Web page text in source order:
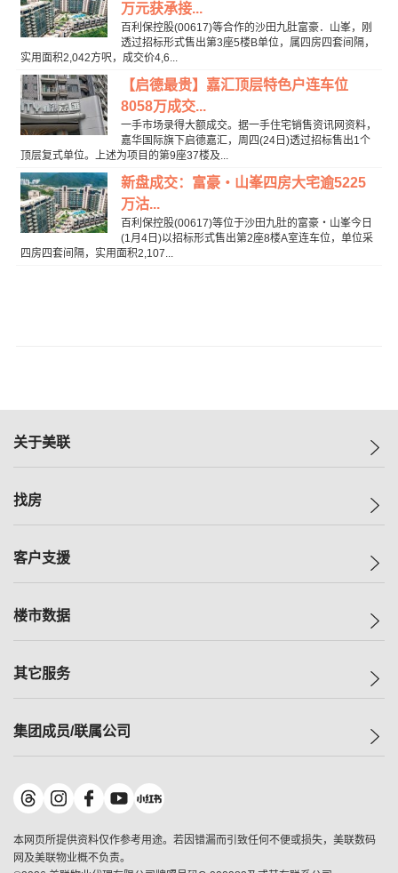
万元获承接...
百利保控股(00617)等合作的沙田九肚富豪．山峯，刚
透过招标形式售出第3座5楼B单位，属四房四套间隔，
实用面积2,042方呎，成交价4,6...
【启德最贵】嘉汇顶层特色户连车位
8058万成交...
一手市场录得大额成交。据一手住宅销售资讯网资料，
嘉华国际旗下启德嘉汇，周四(24日)透过招标售出1个
顶层复式单位。上述为项目的第9座37楼及...
新盘成交：富豪‧山峯四房大宅逾5225
万沽...
百利保控股(00617)等位于沙田九肚的富豪‧山峯今日
(1月4日)以招标形式售出第2座8楼A室连车位，单位采
四房四套间隔，实用面积2,107...
关于美联
美联集团
人才招募
找房
一手新房
减价
美联豪宅
独家楼盘
租房
客户支援
自助放盘
查询热线
按揭计算机
负担能力计算机
转按计算机
缴款方式
楼市数据
指数
历史成交
小区成交排行榜
地区百科
其它服务
小区专页
美联精英会
美善会
集团成员/联属公司
美联物业
鋑联控股*
美联工商铺*
美联中国
本网页所提供资料仅作参考用途。若因错漏而引致任何不便或损失，美联数码
网及美联物业概不负责。